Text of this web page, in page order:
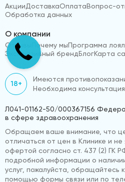
АкцииДоставкаОплатаВопрос-
Обработка данных
О компании
Отзывы Почему мыПрограмма
Эксклюзивный брендБлогКарта
18+
Имеются
Необходима
Л041-01162-50/000367156
в сфере здравоохранения
Обращаем ваше внимание, что
отличаться от цен в Клинике и
офертой согласно ст. 437 (2) ГК
подробной информации о
услуг, пожалуйста, обращайтесь
помощью формы связи или по